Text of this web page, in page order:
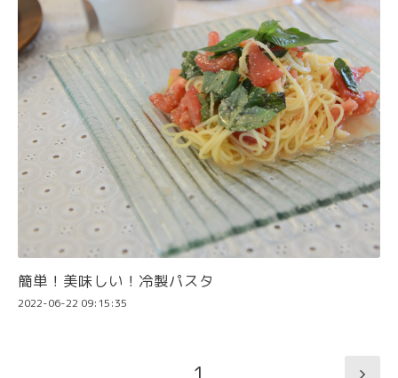
簡単！美味しい！冷製パスタ
2022-06-22 09:15:35